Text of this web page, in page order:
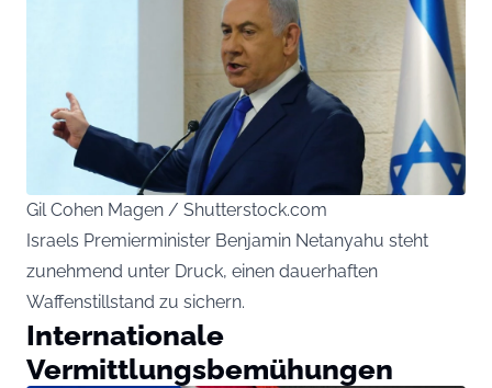
Gil Cohen Magen / Shutterstock.com
Israels Premierminister Benjamin Netanyahu steht
zunehmend unter Druck, einen dauerhaften
Waffenstillstand zu sichern.
Internationale
Vermittlungsbemühungen